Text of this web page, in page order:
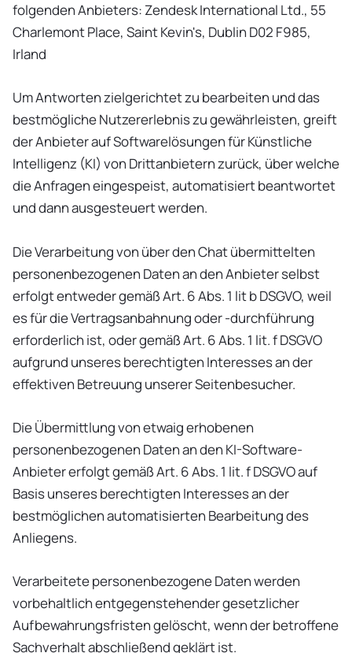
folgenden Anbieters: Zendesk International Ltd., 55
Charlemont Place, Saint Kevin's, Dublin D02 F985,
Irland
Um Antworten zielgerichtet zu bearbeiten und das
bestmögliche Nutzererlebnis zu gewährleisten, greift
der Anbieter auf Softwarelösungen für Künstliche
Intelligenz (KI) von Drittanbietern zurück, über welche
die Anfragen eingespeist, automatisiert beantwortet
und dann ausgesteuert werden.
Die Verarbeitung von über den Chat übermittelten
personenbezogenen Daten an den Anbieter selbst
erfolgt entweder gemäß Art. 6 Abs. 1 lit b DSGVO, weil
es für die Vertragsanbahnung oder -durchführung
erforderlich ist, oder gemäß Art. 6 Abs. 1 lit. f DSGVO
aufgrund unseres berechtigten Interesses an der
effektiven Betreuung unserer Seitenbesucher.
Die Übermittlung von etwaig erhobenen
personenbezogenen Daten an den KI-Software-
Anbieter erfolgt gemäß Art. 6 Abs. 1 lit. f DSGVO auf
Basis unseres berechtigten Interesses an der
bestmöglichen automatisierten Bearbeitung des
Anliegens.
Verarbeitete personenbezogene Daten werden
vorbehaltlich entgegenstehender gesetzlicher
Aufbewahrungsfristen gelöscht, wenn der betroffene
Sachverhalt abschließend geklärt ist.